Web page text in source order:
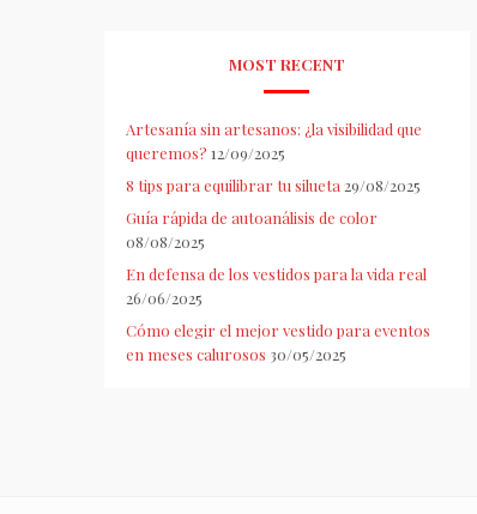
MOST RECENT
Artesanía sin artesanos: ¿la visibilidad que
queremos? 12/09/2025
8 tips para equilibrar tu silueta 29/08/2025
Guía rápida de autoanálisis de color
08/08/2025
En defensa de los vestidos para la vida real
26/06/2025
Cómo elegir el mejor vestido para eventos
en meses calurosos 30/05/2025